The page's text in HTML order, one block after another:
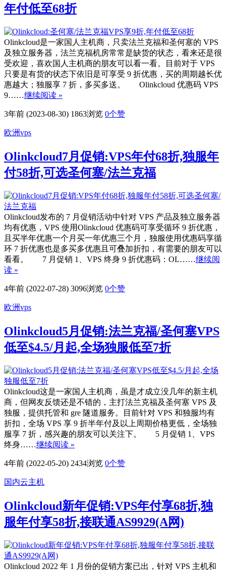
年付低至68折
Olinkcloud是一家国人主机商，只卖法兰克福和圣何塞的 VPS
及独立服务器，法兰克福机房常常是缺货的状态，看来还是很
受欢迎，喜欢国人主机商的朋友可以看一看。目前对于 VPS
只要是有货的状态下依旧是可享受 9 折优惠，买的周期越长优
惠越大；独服享 7 折，多买多送。 Olinkcloud 优惠码 VPS
9……继续阅读 »
3年前 (2023-08-30) 1863浏览 0个赞
欧洲vps
Olinkcloud7月促销:VPS年付68折,独服年
付58折,可选圣何塞/法兰克福
Olinkcloud发布的 7 月促销活动中针对 VPS 产品及独立服务器
均有优惠，VPS 使用Olinkcloud 优惠码可享受循环 9 折优惠，
且买半年优惠一个月买一年优惠三个月，独服使用优惠码享循
环 7 折优惠也是多买多优惠且可叠加折扣，有需要的朋友可以
看看。 7 月促销 1、VPS 终身 9 折优惠码：OL……继续阅
读 »
4年前 (2022-07-28) 3096浏览 0个赞
欧洲vps
Olinkcloud5月促销:法兰克福/圣何塞VPS
低至$4.5/月起,全场独服低至7折
Olinkcloud这是一家国人主机商，虽是才成立没几年的新主机
商，但网友反馈还是不错的，主打法兰克福及圣何塞 VPS 及
独服，提供托管和 gre 隧道服务。目前针对 VPS 和独服均有
折扣，全场 VPS 享 9 折半年付及以上周期价格更低，全场独
服享 7 折，感兴趣的朋友可以关注下。 5 月促销 1、VPS
终身……继续阅读 »
4年前 (2022-05-20) 2434浏览 0个赞
国内云主机
Olinkcloud新年促销:VPS年付享68折,独
服年付享58折,接联通AS9929(A网)
Olinkcloud 2022 年 1 月份的促销方案已出，针对 VPS 主机和